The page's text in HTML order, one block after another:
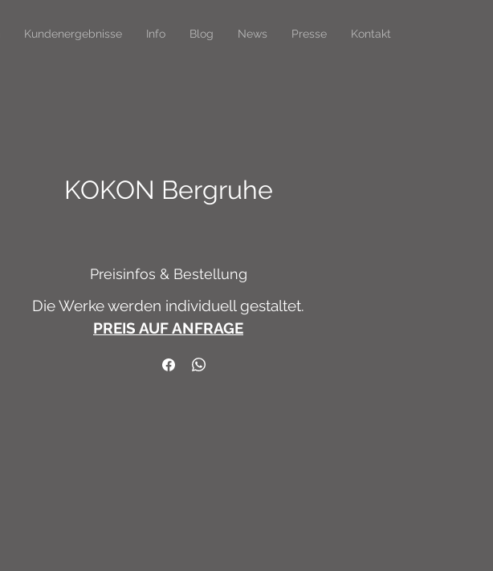
Kundenergebnisse Info Blog News Presse Kontakt
KOKON Bergruhe
Preisinfos & Bestellung
Die Werke werden individuell gestaltet.
PREIS AUF ANFRAGE